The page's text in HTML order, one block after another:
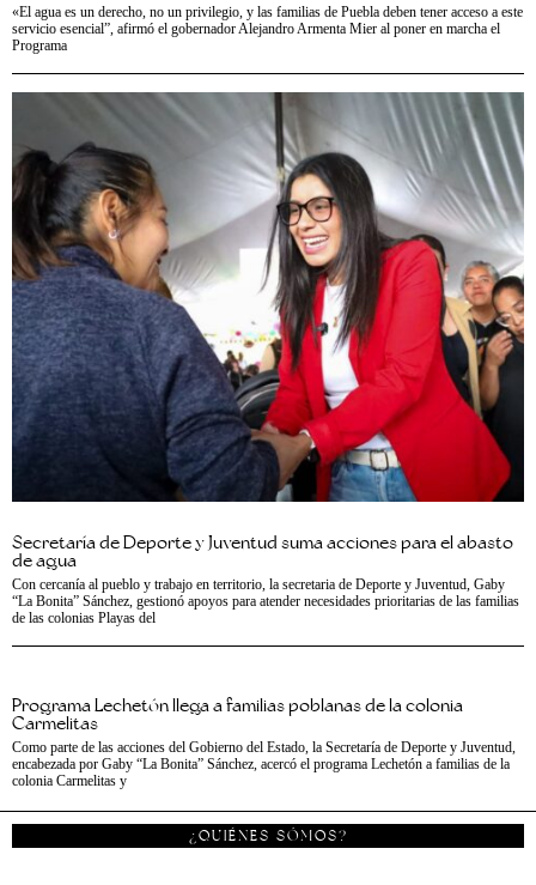
«El agua es un derecho, no un privilegio, y las familias de Puebla deben tener acceso a este
servicio esencial”, afirmó el gobernador Alejandro Armenta Mier al poner en marcha el
Programa
Secretaría de Deporte y Juventud suma acciones para el abasto
de agua
Con cercanía al pueblo y trabajo en territorio, la secretaria de Deporte y Juventud, Gaby
“La Bonita” Sánchez, gestionó apoyos para atender necesidades prioritarias de las familias
de las colonias Playas del
Programa Lechetón llega a familias poblanas de la colonia
Carmelitas
Como parte de las acciones del Gobierno del Estado, la Secretaría de Deporte y Juventud,
encabezada por Gaby “La Bonita” Sánchez, acercó el programa Lechetón a familias de la
colonia Carmelitas y
¿QUIÉNES SÓMOS?